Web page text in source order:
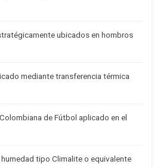
ubicados en hombros
mediante transferencia térmica
de Fútbol aplicado en el
tipo Climalite o equivalente